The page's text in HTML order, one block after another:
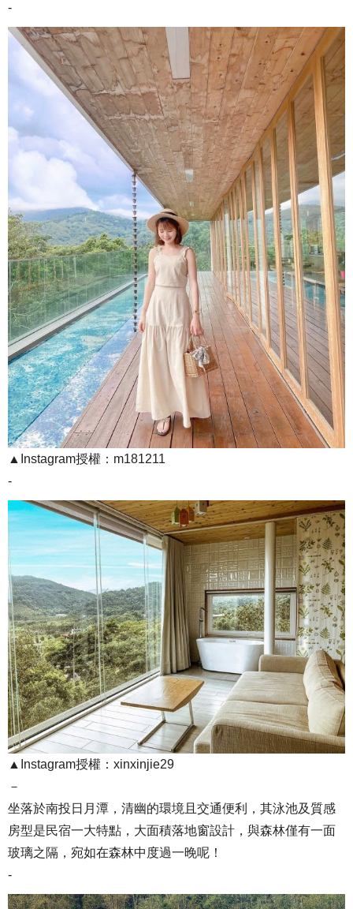
-
▲Instagram授權：m181211
-
▲Instagram授權：xinxinjie29
－
坐落於南投日月潭，清幽的環境且交通便利，其泳池及質感
房型是民宿一大特點，大面積落地窗設計，與森林僅有一面
玻璃之隔，宛如在森林中度過一晚呢！
-